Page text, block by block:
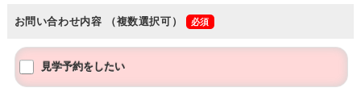
お問い合わせ内容 （複数選択可）
見学予約をしたい